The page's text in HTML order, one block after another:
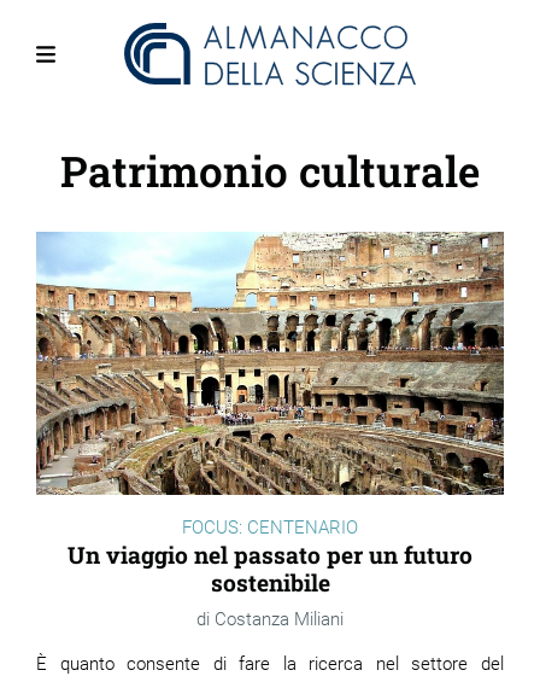
Patrimonio culturale
FOCUS: CENTENARIO
Un viaggio nel passato per un futuro
sostenibile
Costanza Miliani
È quanto consente di fare la ricerca nel settore del